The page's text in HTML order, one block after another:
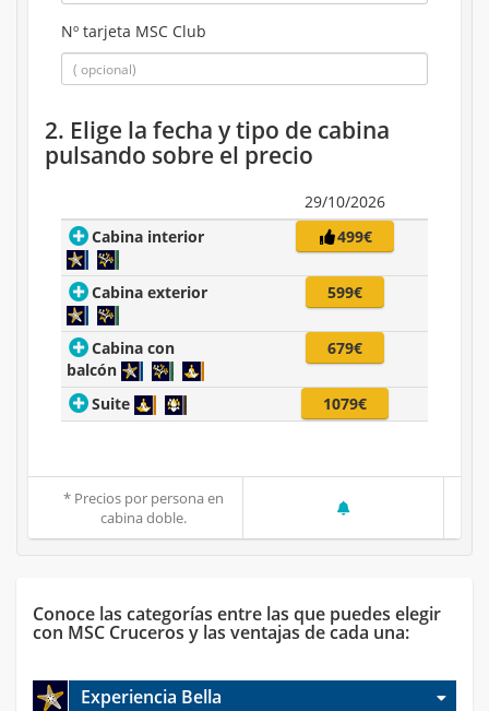
Nº tarjeta MSC Club
2. Elige la fecha y tipo de cabina
pulsando sobre el precio
29/10/2026
Cabina interior
499€
Cabina exterior 599€
Cabina con
balcón
679€
Suite 1079€
* Precios por persona en
cabina doble.
Conoce las categorías entre las que puedes elegir
con MSC Cruceros y las ventajas de cada una:
Experiencia Bella